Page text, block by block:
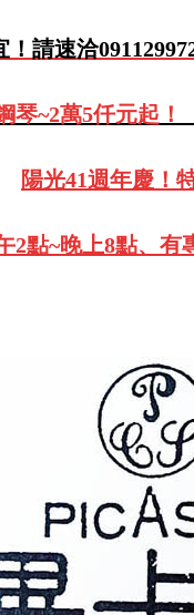
請速洽
~2萬5仟元起！
陽光41週年慶！
2點~晚上8點、有